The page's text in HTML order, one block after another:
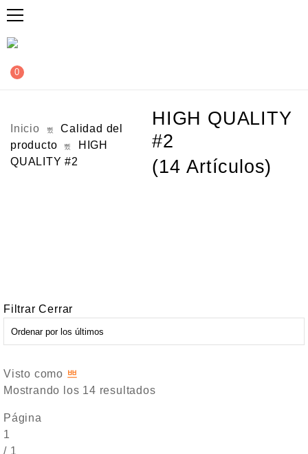
0
Inicio
Calidad del
producto
HIGH
QUALITY #2
HIGH QUALITY
#2
(14 Artículos)
Filtrar Cerrar
Visto como
Mostrando los 14 resultados
Página
1
/ 1